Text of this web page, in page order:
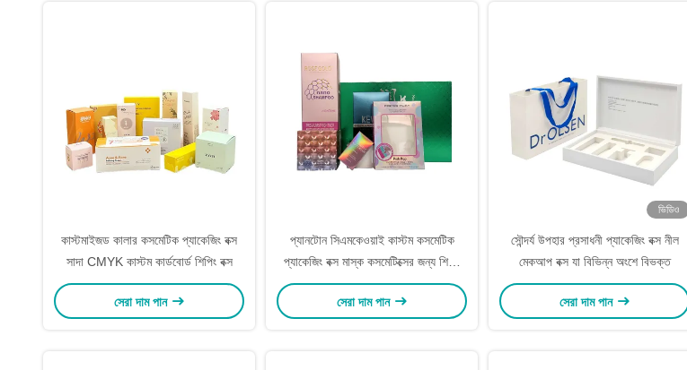
কাস্টমাইজড কালার কসমেটিক প্যাকেজিং বক্স
সাদা CMYK কাস্টম কার্ডবোর্ড শিপিং বক্স
সেরা দাম পান
প্যানটোন সিএমকেওয়াই কাস্টম কসমেটিক
প্যাকেজিং বক্স মাস্ক কসমেটিক্সের জন্য শিপিং
বক্স
সেরা দাম পান
ভিডিও
সৌন্দর্য উপহার প্রসাধনী প্যাকেজিং বক্স নীল
মেকআপ বক্স যা বিভিন্ন অংশে বিভক্ত
সেরা দাম পান